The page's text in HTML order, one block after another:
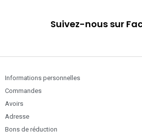
Suivez-nous sur
Informations personnelles
Commandes
Avoirs
Adresse
Bons de réduction